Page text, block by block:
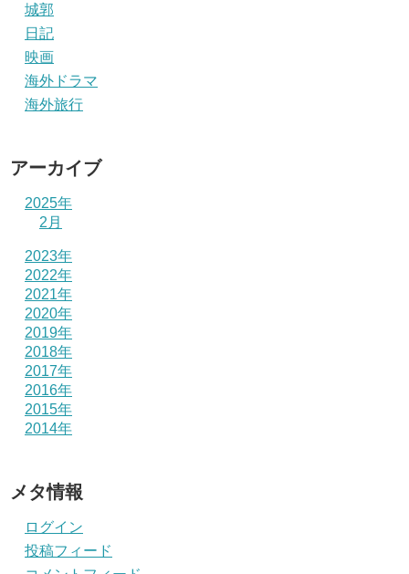
城郭
日記
映画
海外ドラマ
海外旅行
アーカイブ
2025年
2月
2023年
2022年
2021年
2020年
2019年
2018年
2017年
2016年
2015年
2014年
メタ情報
ログイン
投稿フィード